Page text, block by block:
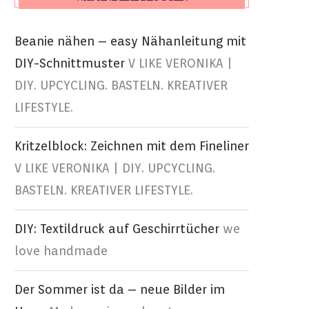
Beanie nähen – easy Nähanleitung mit
DIY-Schnittmuster V LIKE VERONIKA |
DIY. UPCYCLING. BASTELN. KREATIVER
LIFESTYLE.
Kritzelblock: Zeichnen mit dem Fineliner
V LIKE VERONIKA | DIY. UPCYCLING.
BASTELN. KREATIVER LIFESTYLE.
DIY: Textildruck auf Geschirrtücher we
love handmade
Der Sommer ist da – neue Bilder im